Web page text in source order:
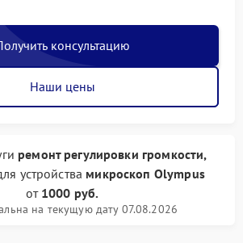
консультацию
Наши цены
ремонт регулировки громкости,
устройства микроскоп Olympus
от 1000 руб.
на текущую дату 07.08.2026